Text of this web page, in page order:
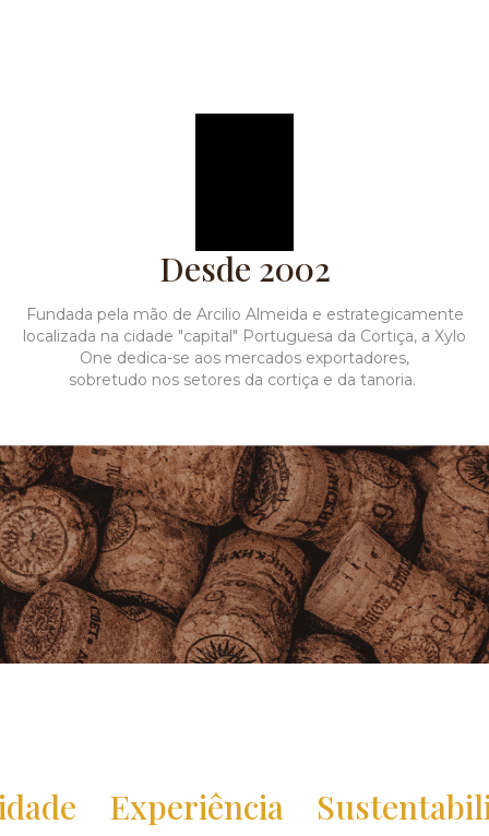
Desde 2002
Fundada pela mão de Arcilio Almeida e estrategicamente
localizada na cidade "capital" Portuguesa da Cortiça, a Xylo
One dedica-se aos mercados exportadores,
sobretudo nos setores da cortiça e da tanoria.
Experiência